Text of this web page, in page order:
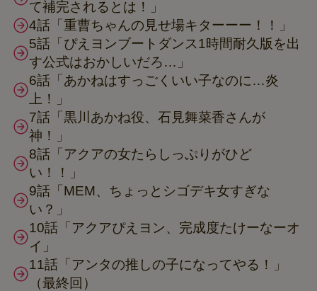
て補完されるとは！」
4話「重曹ちゃんの見せ場キターーー！！」
5話「ぴえヨンブートダンス1時間耐久版を出
す公式はおかしいだろ…」
6話「あかねはすっごくいい子なのに…炎
上！」
7話「黒川あかね役、石見舞菜香さんが
神！」
8話「アクアの女たらしっぷりがひど
い！！」
9話「MEM、ちょっとシゴデキ女すぎな
い？」
10話「アクアぴえヨン、完成度たけーなーオ
イ」
11話「アンタの推しの子になってやる！」
（最終回）